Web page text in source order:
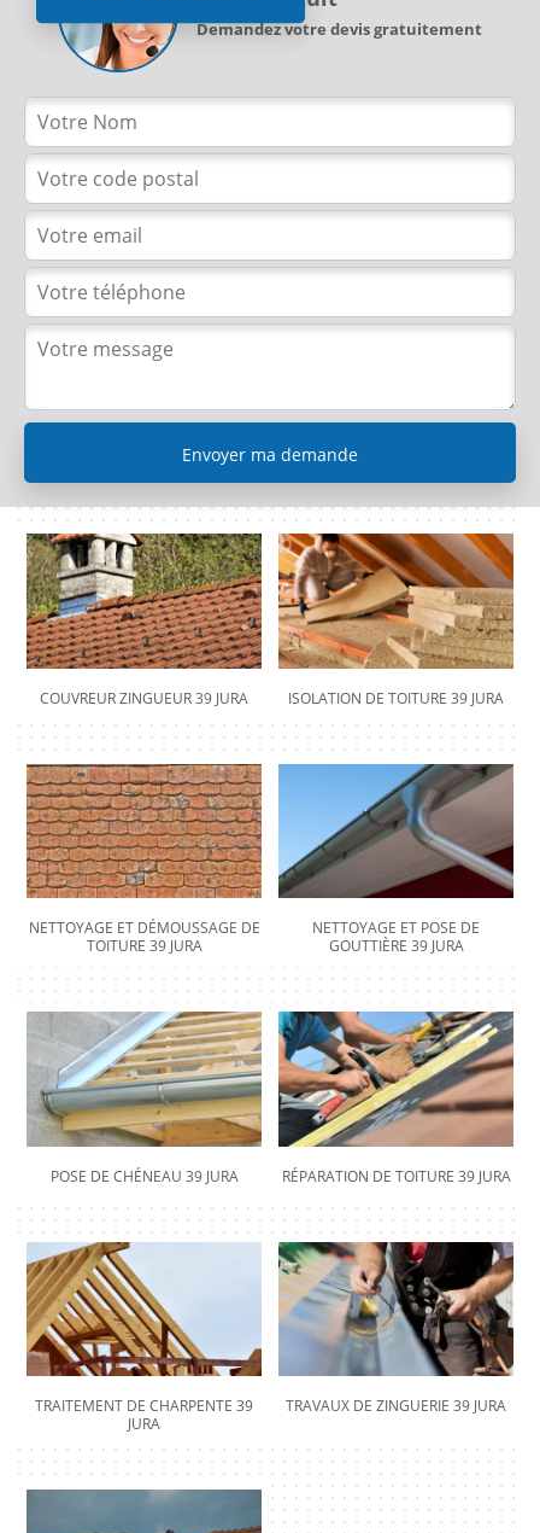
Demandez votre devis gratuitement
COUVREUR ZINGUEUR 39 JURA ISOLATION DE TOITURE 39 JURA
NETTOYAGE ET DÉMOUSSAGE DE
TOITURE 39 JURA
NETTOYAGE ET POSE DE
GOUTTIÈRE 39 JURA
POSE DE CHÉNEAU 39 JURA RÉPARATION DE TOITURE 39 JURA
TRAITEMENT DE CHARPENTE 39
JURA
TRAVAUX DE ZINGUERIE 39 JURA